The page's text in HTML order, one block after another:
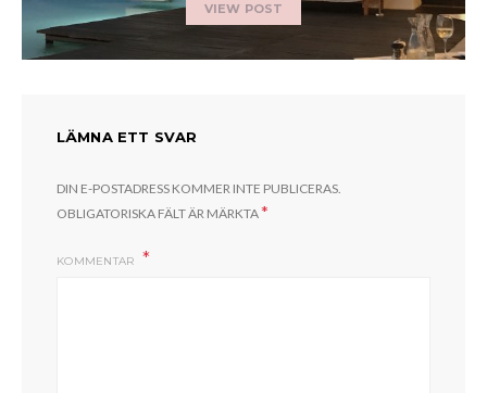
VIEW POST
LÄMNA ETT SVAR
DIN E-POSTADRESS KOMMER INTE PUBLICERAS.
OBLIGATORISKA FÄLT ÄR MÄRKTA*
KOMMENTAR